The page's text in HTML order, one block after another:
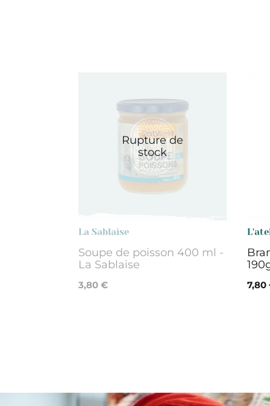
Rupture de
stock
La Sablaise
Soupe de poisson 400 ml -
La Sablaise
3,80 € 7,80